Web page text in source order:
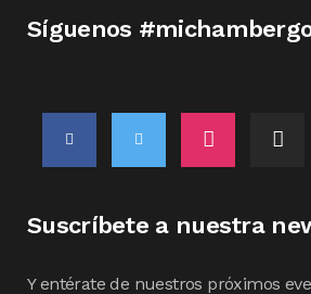
Síguenos
Suscríbete a nuestra
Y entérate de nuestros próximos